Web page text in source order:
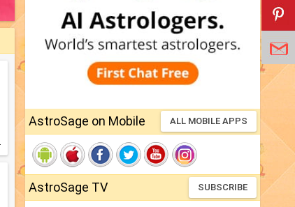
AstroSage on Mobile ALL MOBILE APPS
AstroSage TV SUBSCRIBE